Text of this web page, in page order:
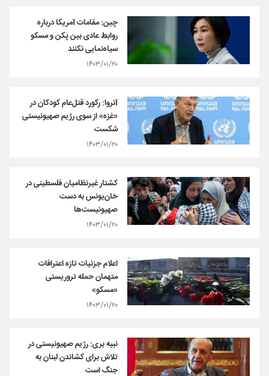
چین: مقامات آمریکا درباره
روابط عادی بین پکن و مسکو
سیاه‌نمایی نکنند
۱۴۰۳/۰۱/۲۰
آنروا: رکورد قتل‌عام‌ کودکان در
«غزه» از سوی رژیم صهیونیستی
شکست
۱۴۰۳/۰۱/۲۰
کشتار غیرنظامیان فلسطینی در
خان‌یونس به دست
صهیونیست‌ها
۱۴۰۳/۰۱/۲۰
اعلام جزئیات تازه‌ اعترافات
متهمان حمله تروریستی
«مسکو»
۱۴۰۳/۰۱/۲۰
نبیه بری: رژیم صهیونیستی در
تلاش برای کشاندن لبنان به
جنگ است